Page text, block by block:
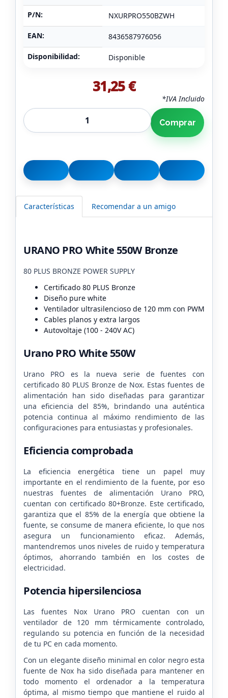
P/N: NXURPRO550BZWH
EAN: 8436587976056
Disponibilidad: Disponible
31,25 €
*IVA Incluido
Comprar
Características Recomendar a un amigo
URANO PRO White 550W Bronze
80 PLUS BRONZE POWER SUPPLY
Certificado 80 PLUS Bronze
Diseño pure white
Ventilador ultrasilencioso de 120 mm con PWM
Cables planos y extra largos
Autovoltaje (100 - 240V AC)
Urano PRO White 550W
Urano PRO es la nueva serie de fuentes con
certificado 80 PLUS Bronze de Nox. Estas fuentes de
alimentación han sido diseñadas para garantizar
una eficiencia del 85%, brindando una auténtica
potencia continua al máximo rendimiento de las
configuraciones para entusiastas y profesionales.
Eficiencia comprobada
La eficiencia energética tiene un papel muy
importante en el rendimiento de la fuente, por eso
nuestras fuentes de alimentación Urano PRO,
cuentan con certificado 80+Bronze. Este certificado,
garantiza que el 85% de la energía que obtiene la
fuente, se consume de manera eficiente, lo que nos
asegura un funcionamiento eficaz. Además,
mantendremos unos niveles de ruido y temperatura
óptimos, ahorrando también en los costes de
electricidad.
Potencia hipersilenciosa
Las fuentes Nox Urano PRO cuentan con un
ventilador de 120 mm térmicamente controlado,
regulando su potencia en función de la necesidad
de tu PC en cada momento.
Con un elegante diseño minimal en color negro esta
fuente de Nox ha sido diseñada para mantener en
todo momento el ordenador a la temperatura
óptima, al mismo tiempo que mantiene el ruido al